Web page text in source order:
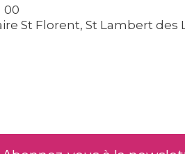
00
St Florent, St Lambert des